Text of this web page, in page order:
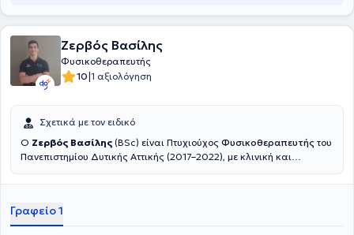
Ζερβός Βασίλης
Φυσικοθεραπευτής
10|1 αξιολόγηση
Σχετικά με τον ειδικό
Ο Ζερβός Βασίλης (BSc) είναι Πτυχιούχος Φυσικοθεραπευτής του
Πανεπιστημίου Δυτικής Αττικής (2017–2022), με κλινική και
μυοσκελετικές παθήσεις έως νευρολογικές βλάβες και αθλητικές
φυσικοθεραπευτήρια, αθλητικές ομάδες και κέντρα
αποκατάστασης, καθώς και σε κατ’ οίκον θεραπείες. Εξειδικεύεται
Γραφείο 1